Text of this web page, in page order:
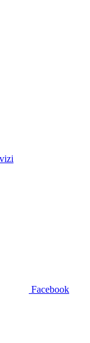
Facebook